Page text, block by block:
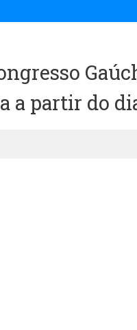
a partir do